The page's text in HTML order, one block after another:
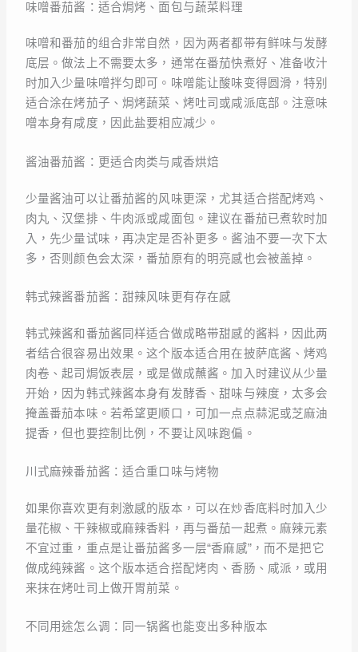
味噌番茄酱：适合焗烤、面包与蔬菜料理
味噌和番茄的组合非常自然，因为两者都带有鲜味与发酵
底层。做法上不需要太多，通常在番茄快煮好、准备收汁
时加入少量味噌拌匀即可。味噌能让酸味变得圆滑，特别
适合涂在烤茄子、焗烤蔬菜、烤吐司或咸派底部。注意味
噌本身有咸度，因此盐要相应减少。
酱油番茄酱：更适合肉类与咸香烘焙
少量酱油可以让番茄酱的风味更深，尤其适合搭配烤鸡、
肉丸、汉堡排、牛肉派或咸面包。建议在番茄已煮软时加
入，先少量试味，再决定是否补更多。酱油不要一次下太
多，否则颜色会太深，番茄原有的明亮感也会被盖掉。
韩式辣酱番茄酱：甜辣风味更有存在感
韩式辣酱和番茄酱同样适合做成略带甜感的酱料，因此两
者结合很容易出效果。这个版本适合用在披萨底酱、烤鸡
肉卷、起司焗饭表层，或是做成蘸酱。加入时建议从少量
开始，因为韩式辣酱本身有发酵香、甜味与辣度，太多会
掩盖番茄本味。若希望更顺口，可加一点点蒜泥或芝麻油
提香，但也要控制比例，不要让风味跑偏。
川式麻辣番茄酱：适合重口味与烤物
如果你喜欢更有刺激感的版本，可以在炒香底料时加入少
量花椒、干辣椒或麻辣香料，再与番茄一起煮。麻辣元素
不宜过重，重点是让番茄酱多一层“香麻感”，而不是把它
做成纯辣酱。这个版本适合搭配烤肉、香肠、咸派，或用
来抹在烤吐司上做开胃前菜。
不同用途怎么调：同一锅酱也能变出多种版本